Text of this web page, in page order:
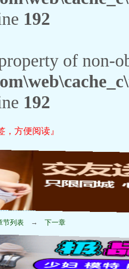
192
of non-
192
，方便阅读』
节列表 → 下一章